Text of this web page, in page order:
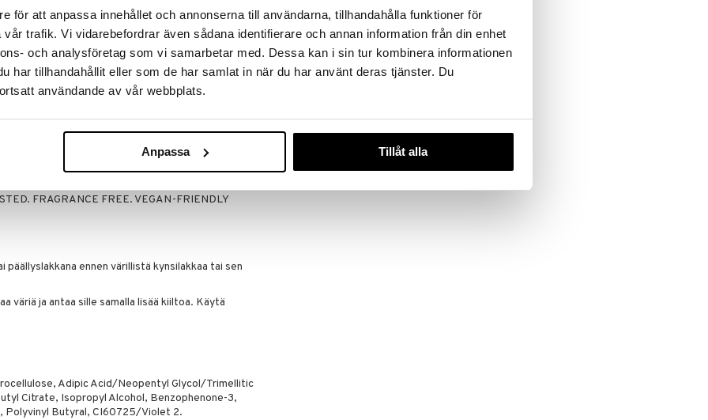
för att anpassa innehållet och annonserna till användarna, tillhandahålla funktioner för
trafik. Vi vidarebefordrar även sådana identifierare och annan information från din enhet
och analysföretag som vi samarbetar med. Dessa kan i sin tur kombinera informationen
har tillhandahållit eller som de har samlat in när du har använt deras tjänster. Du
användande av vår webbplats.
Anpassa Tillåt alla
päällyslakkana ja jopa läpinäkyvänä
kiiltoa. Nail Wonder suojaa kynsien pintaa ja antaa
matkustaessa – monitoiminnallinen
FRAGRANCE FREE. VEGAN-FRIENDLY
ennen värillistä kynsilakkaa tai sen
väriä ja antaa sille samalla lisää kiiltoa. Käytä
Adipic Acid/Neopentyl Glycol/Trimellitic
Citrate, Isopropyl Alcohol, Benzophenone-3,
Polyvinyl Butyral, CI60725/Violet 2.